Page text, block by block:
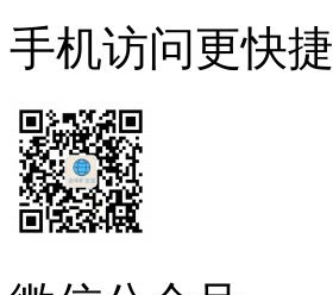
手机访问更快捷